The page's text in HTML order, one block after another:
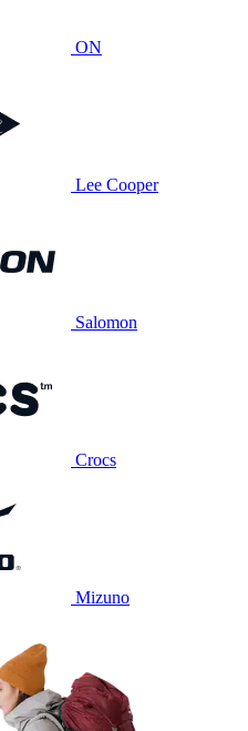
ON
Lee Cooper
Salomon
Crocs
Mizuno